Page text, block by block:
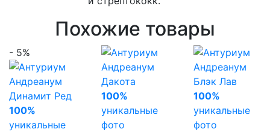
Похожие товары
- 5%
100%
уникальные
100%
уникальные
фото
100%
уникальные
фото